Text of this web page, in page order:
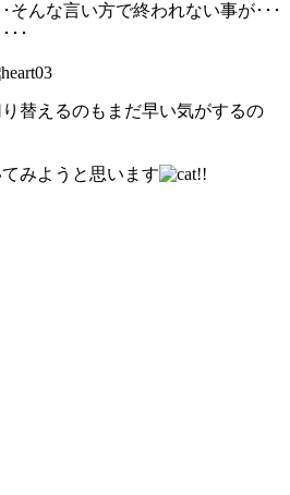
そんな言い方で終われない事が･･･
･･
り替えるのもまだ早い気がするの
みようと思います !!